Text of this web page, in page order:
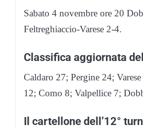
Sabato 4 novembre ore 20
Feltreghiaccio-Varese 2-4.
Classifica aggiornata
Caldaro 27; Pergine 24;
12; Como 8; Valpellice 7;
Il cartellone dell’12°